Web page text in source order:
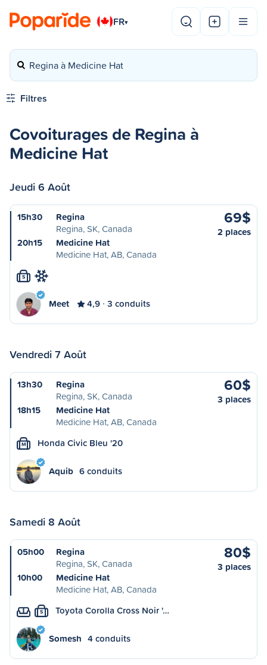
FR▾
Regina à Medicine Hat
Filtres
Covoiturages de Regina à
Medicine Hat
Jeudi 6 Août
15h30
Regina
Regina, SK, Canada
20h15
Medicine Hat
Medicine Hat, AB, Canada
69$
2 places
S
Meet 4,9 3 conduits
Vendredi 7 Août
13h30
Regina
Regina, SK, Canada
18h15
Medicine Hat
Medicine Hat, AB, Canada
60$
3 places
M Honda Civic Bleu '20
Aquib 6 conduits
Samedi 8 Août
05h00
Regina
Regina, SK, Canada
10h00
Medicine Hat
Medicine Hat, AB, Canada
80$
3 places
S Toyota Corolla Cross Noir '…
Somesh 4 conduits